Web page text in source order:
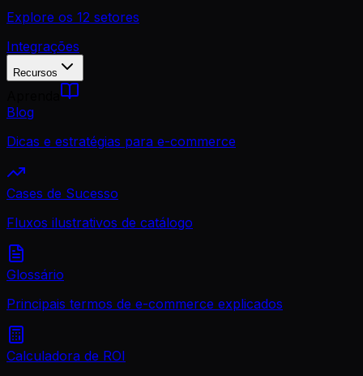
Explore os 12 setores
Integrações
Recursos
Blog
Dicas e estratégias para e-commerce
Cases de Sucesso
Fluxos ilustrativos de catálogo
Glossário
Principais termos de e-commerce explicados
Calculadora de ROI